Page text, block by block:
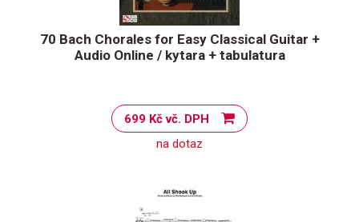
70 Bach Chorales for Easy Classical Guitar +
Audio Online / kytara + tabulatura
699 Kč vč. DPH
na dotaz